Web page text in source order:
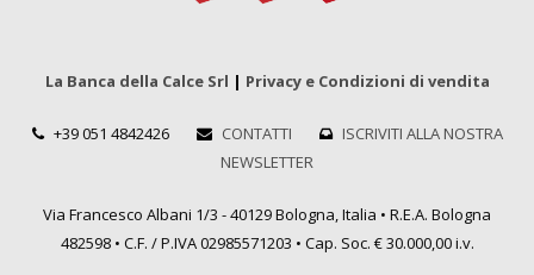
La Banca della Calce Srl | Privacy e Condizioni di vendita
+39 051 4842426 CONTATTI
ISCRIVITI ALLA NOSTRA
NEWSLETTER
Via Francesco Albani 1/3 - 40129 Bologna, Italia • R.E.A. Bologna
482598 • C.F. / P.IVA 02985571203 • Cap. Soc. € 30.000,00 i.v.